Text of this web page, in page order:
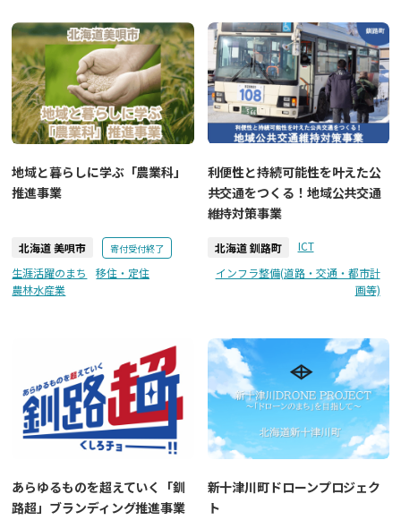
地域と暮らしに学ぶ「農業科」
推進事業
北海道 美唄市 寄付受付終了
生涯活躍のまち
移住・定住
農林水産業
利便性と持続可能性を叶えた公
共交通をつくる！地域公共交通
維持対策事業
北海道 釧路町
ICT
インフラ整備(道路・交通・都市計
画等)
あらゆるものを超えていく「釧
路超」ブランディング推進事業
新十津川町ドローンプロジェク
ト